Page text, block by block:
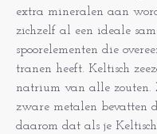
extra mineralen aan
zichzelf al een ideale
spoorelementen die
tranen heeft. Keltisch
natrium van alle zouten.
zware metalen bevatten
daarom dat als je